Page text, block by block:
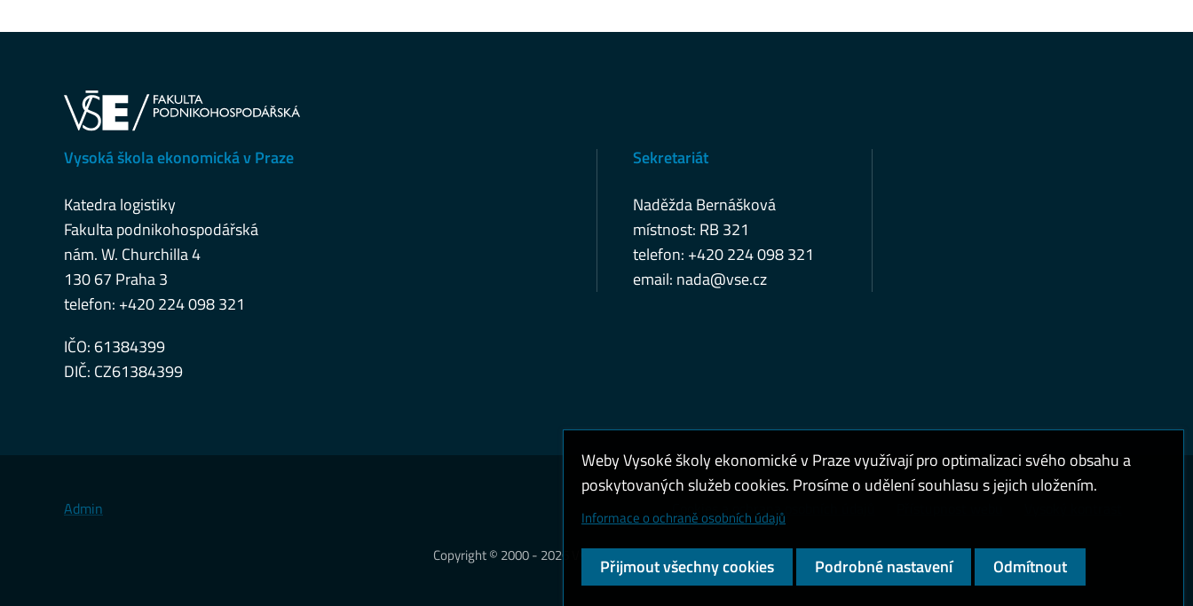
Vysoká škola ekonomická v Praze
Katedra logistiky
Fakulta podnikohospodářská
nám. W. Churchilla 4
130 67 Praha 3
telefon: +420 224 098 321
IČO: 61384399
DIČ: CZ61384399
Sekretariát
Naděžda Bernášková
místnost: RB 321
telefon: +420 224 098 321
email: nada@vse.cz
Admin Cookies a ochrana osobních údajů
Copyright © 2000 - 2026 Vysoká škola ekonomická v Praze
Weby Vysoké školy ekonomické v Praze využívají pro optimalizaci svého obsahu a
poskytovaných služeb cookies. Prosíme o udělení souhlasu s jejich uložením.
Informace o ochraně osobních údajů
Přijmout všechny cookies Podrobné nastavení Odmítnout